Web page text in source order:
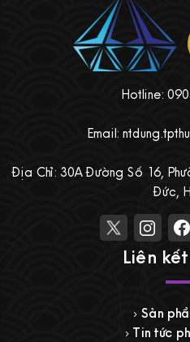
Hotline:
Email:
Địa Chỉ: 30A Đường Số 16,
Đức,
Liên
Sản
Tin tức